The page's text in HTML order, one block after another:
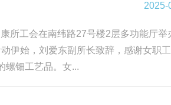
2025-
所工会在南纬路27号楼2层多功能厅举
伊始，刘爱东副所长致辞，感谢女职
螺钿工艺品。女...